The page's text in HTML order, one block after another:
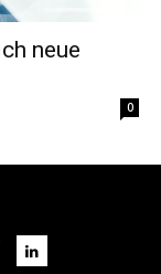
neue
0